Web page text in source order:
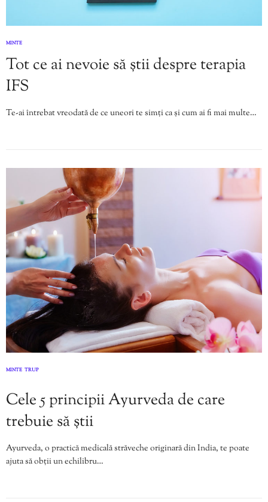
MINTE
Tot ce ai nevoie să știi despre terapia
IFS
Te-ai întrebat vreodată de ce uneori te simți ca și cum ai fi mai multe…
MINTE TRUP
Cele 5 principii Ayurveda de care
trebuie să știi
Ayurveda, o practică medicală străveche originară din India, te poate
ajuta să obții un echilibru…